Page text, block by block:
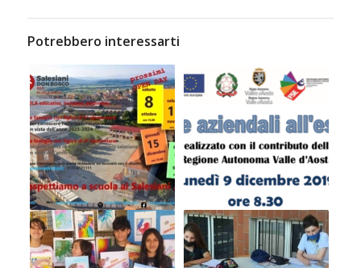
Potrebbero interessarti